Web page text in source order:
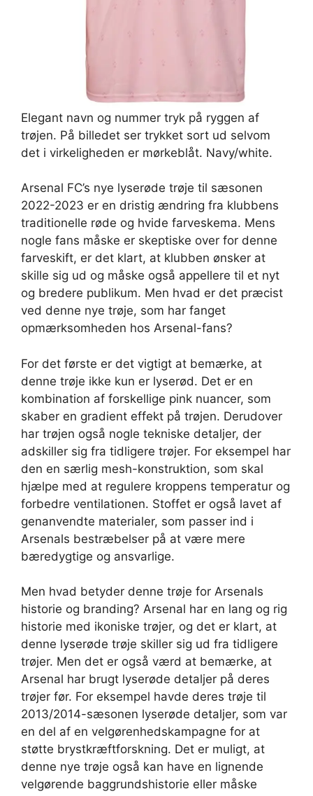
Elegant navn og nummer tryk på ryggen af
trøjen. På billedet ser trykket sort ud selvom
det i virkeligheden er mørkeblåt. Navy/white.
Arsenal FC’s nye lyserøde trøje til sæsonen
2022-2023 er en dristig ændring fra klubbens
traditionelle røde og hvide farveskema. Mens
nogle fans måske er skeptiske over for denne
farveskift, er det klart, at klubben ønsker at
skille sig ud og måske også appellere til et nyt
og bredere publikum. Men hvad er det præcist
ved denne nye trøje, som har fanget
opmærksomheden hos Arsenal-fans?
For det første er det vigtigt at bemærke, at
denne trøje ikke kun er lyserød. Det er en
kombination af forskellige pink nuancer, som
skaber en gradient effekt på trøjen. Derudover
har trøjen også nogle tekniske detaljer, der
adskiller sig fra tidligere trøjer. For eksempel har
den en særlig mesh-konstruktion, som skal
hjælpe med at regulere kroppens temperatur og
forbedre ventilationen. Stoffet er også lavet af
genanvendte materialer, som passer ind i
Arsenals bestræbelser på at være mere
bæredygtige og ansvarlige.
Men hvad betyder denne trøje for Arsenals
historie og branding? Arsenal har en lang og rig
historie med ikoniske trøjer, og det er klart, at
denne lyserøde trøje skiller sig ud fra tidligere
trøjer. Men det er også værd at bemærke, at
Arsenal har brugt lyserøde detaljer på deres
trøjer før. For eksempel havde deres trøje til
2013/2014-sæsonen lyserøde detaljer, som var
en del af en velgørenhedskampagne for at
støtte brystkræftforskning. Det er muligt, at
denne nye trøje også kan have en lignende
velgørende baggrundshistorie eller måske